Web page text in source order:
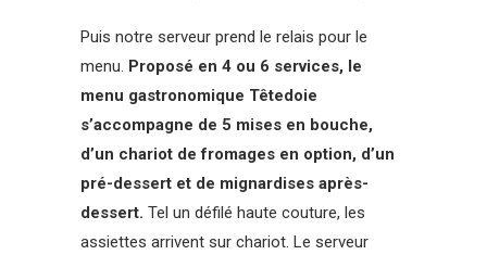
Puis notre serveur prend le relais pour le
menu. Proposé en 4 ou 6 services, le
menu gastronomique Têtedoie
s’accompagne de 5 mises en bouche,
d’un chariot de fromages en option, d’un
pré-dessert et de mignardises après-
dessert. Tel un défilé haute couture, les
assiettes arrivent sur chariot. Le serveur